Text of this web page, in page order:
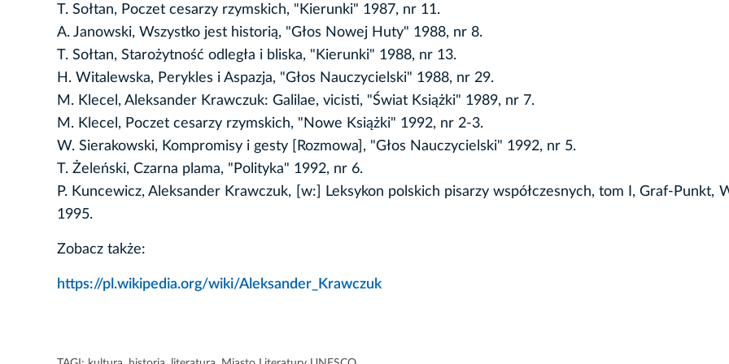
T. Sołtan, Poczet cesarzy rzymskich, "Kierunki" 1987, nr 11.
A. Janowski, Wszystko jest historią, "Głos Nowej Huty" 1988, nr 8.
T. Sołtan, Starożytność odległa i bliska, "Kierunki" 1988, nr 13.
H. Witalewska, Perykles i Aspazja, "Głos Nauczycielski" 1988, nr 29.
M. Klecel, Aleksander Krawczuk: Galilae, vicisti, "Świat Książki" 1989, nr 7.
M. Klecel, Poczet cesarzy rzymskich, "Nowe Książki" 1992, nr 2-3.
W. Sierakowski, Kompromisy i gesty [Rozmowa], "Głos Nauczycielski" 1992, nr 5.
T. Żeleński, Czarna plama, "Polityka" 1992, nr 6.
P. Kuncewicz, Aleksander Krawczuk, [w:] Leksykon polskich pisarzy współczesnych, tom I, Graf-Punkt,
1995.
Zobacz także:
https://pl.wikipedia.org/wiki/Aleksander_Krawczuk